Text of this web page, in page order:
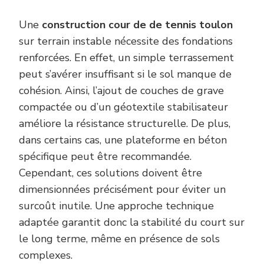
Une construction cour de de tennis toulon
sur terrain instable nécessite des fondations
renforcées. En effet, un simple terrassement
peut s’avérer insuffisant si le sol manque de
cohésion. Ainsi, l’ajout de couches de grave
compactée ou d’un géotextile stabilisateur
améliore la résistance structurelle. De plus,
dans certains cas, une plateforme en béton
spécifique peut être recommandée.
Cependant, ces solutions doivent être
dimensionnées précisément pour éviter un
surcoût inutile. Une approche technique
adaptée garantit donc la stabilité du court sur
le long terme, même en présence de sols
complexes.